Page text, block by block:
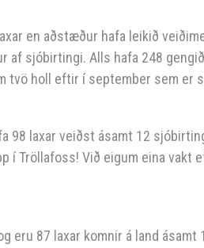
en aðstæður hafa leikið
af sjóbirtingi. Alls hafa 248
tvö holl eftir í september sem er
98 laxar veiðst ásamt 12
í Tröllafoss! Við eigum eina
eru 87 laxar komnir á land